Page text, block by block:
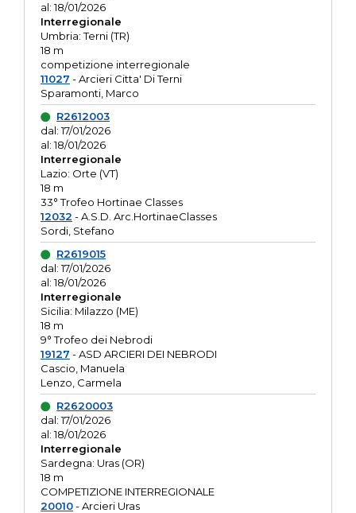
al: 18/01/2026
Interregionale
Umbria: Terni (TR)
18 m
competizione interregionale
11027 - Arcieri Citta' Di Terni
Sparamonti, Marco
R2612003
dal: 17/01/2026
al: 18/01/2026
Interregionale
Lazio: Orte (VT)
18 m
33° Trofeo Hortinae Classes
12032 - A.S.D. Arc.HortinaeClasses
Sordi, Stefano
R2619015
dal: 17/01/2026
al: 18/01/2026
Interregionale
Sicilia: Milazzo (ME)
18 m
9° Trofeo dei Nebrodi
19127 - ASD ARCIERI DEI NEBRODI
Cascio, Manuela
Lenzo, Carmela
R2620003
dal: 17/01/2026
al: 18/01/2026
Interregionale
Sardegna: Uras (OR)
18 m
COMPETIZIONE INTERREGIONALE
20010- Arcieri Uras